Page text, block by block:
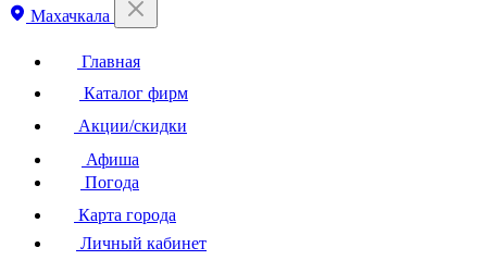
Махачкала
Главная
Каталог фирм
Акции/скидки
Афиша
Погода
Карта города
Личный кабинет